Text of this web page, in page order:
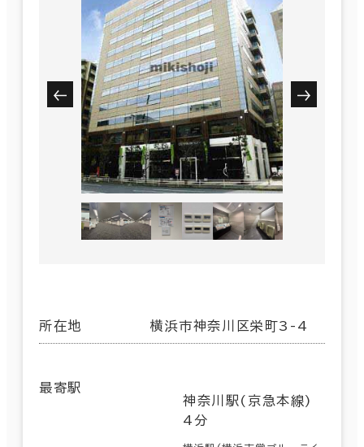
所在地 横浜市神奈川区栄町3-4
最寄駅
神奈川駅(京急本線)
4分